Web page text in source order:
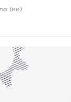
(мм)